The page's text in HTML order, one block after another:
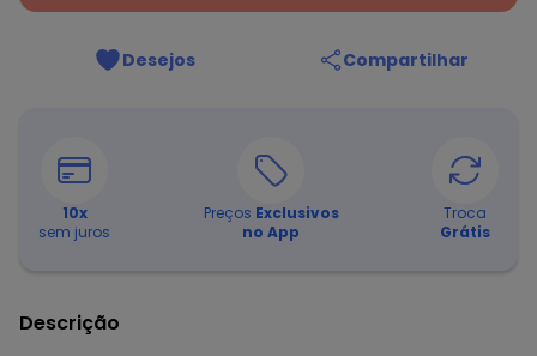
Desejos Compartilhar
10x
sem juros
Preços Exclusivos
no App
Troca
Grátis
Descrição